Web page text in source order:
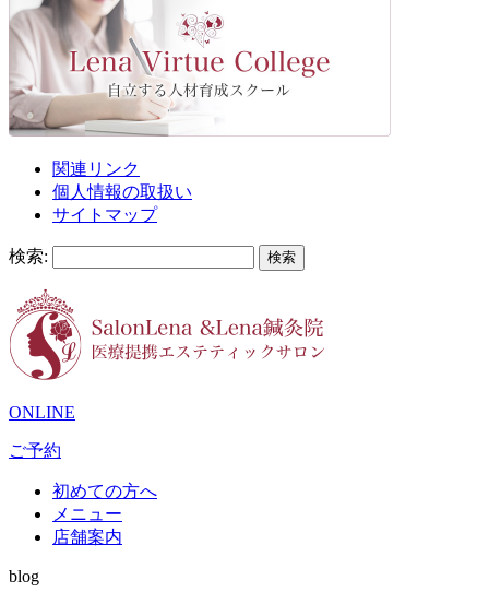
関連リンク
個人情報の取扱い
サイトマップ
検索:
ONLINE
ご予約
初めての方へ
メニュー
店舗案内
blog